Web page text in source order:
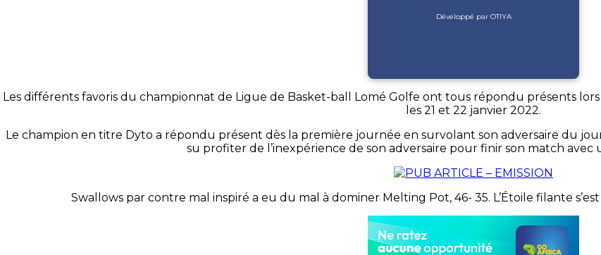
Développé par OTIYA
Les différents favoris du championnat de Ligue de Basket-ball Lomé Golfe ont tous répondu présents
les 21 et 22 janvier 2022.
Le champion en titre Dyto a répondu présent dès la première journée en survolant son adversaire du
su profiter de l’inexpérience de son adversaire pour finir son match avec
Swallows par contre mal inspiré a eu du mal à dominer Melting Pot, 46- 35. L’Étoile filante